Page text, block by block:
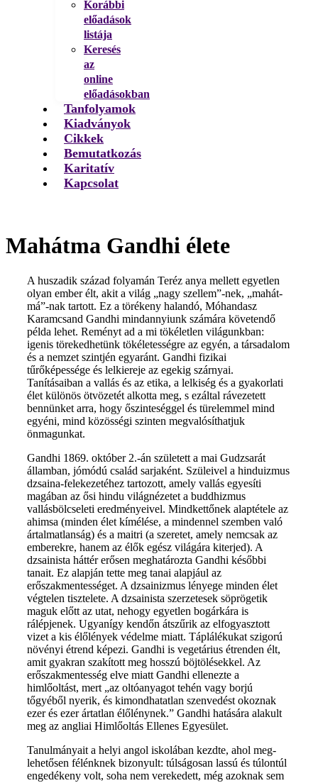
Korábbi
előadások
listája
Keresés
az
online
előadásokban
Tanfolyamok
Kiadványok
Cikkek
Bemutatkozás
Karitatív
Kapcsolat
Mahátma Gandhi élete
A huszadik század folyamán Teréz anya mellett egyetlen
olyan ember élt, akit a világ „nagy szellem”-nek, „mahát-
má”-nak tartott. Ez a törékeny halandó, Móhandasz
Karamcsand Gandhi mindannyiunk számára követendő
példa lehet. Reményt ad a mi tökéletlen világunkban:
igenis törekedhetünk tökéletességre az egyén, a társadalom
és a nemzet szintjén egyaránt. Gandhi fizikai
tűrőképessége és lelkiereje az egekig szárnyai.
Tanításaiban a vallás és az etika, a lelkiség és a gyakorlati
élet különös ötvözetét alkotta meg, s ezáltal rávezetett
bennünket arra, hogy őszinteséggel és türelemmel mind
egyéni, mind közösségi szinten megvalósíthatjuk
önmagunkat.
Gandhi 1869. október 2.-án született a mai Gudzsarát
államban, jómódú család sarjaként. Szüleivel a hinduizmus
dzsaina-felekezetéhez tartozott, amely vallás egyesíti
magában az ősi hindu világnézetet a buddhizmus
vallásbölcseleti eredményeivel. Mindkettőnek alaptétele az
ahimsa (minden élet kímélése, a mindennel szemben való
ártalmatlanság) és a maitri (a szeretet, amely nemcsak az
emberekre, hanem az élők egész világára kiterjed). A
dzsainista háttér erősen meghatározta Gandhi későbbi
tanait. Ez alapján tette meg tanai alapjául az
erőszakmentességet. A dzsainizmus lényege minden élet
végtelen tisztelete. A dzsainista szerzetesek söprögetik
maguk előtt az utat, nehogy egyetlen bogárkára is
rálépjenek. Ugyanígy kendőn átszűrik az elfogyasztott
vizet a kis élőlények védelme miatt. Táplálékukat szigorú
növényi étrend képezi. Gandhi is vegetárius étrenden élt,
amit gyakran szakított meg hosszú böjtölésekkel. Az
erőszakmentesség elve miatt Gandhi ellenezte a
himlőoltást, mert „az oltóanyagot tehén vagy borjú
tőgyéből nyerik, és kimondhatatlan szenvedést okoznak
ezer és ezer ártatlan élőlénynek.” Gandhi hatására alakult
meg az angliai Himlőoltás Ellenes Egyesület.
Tanulmányait a helyi angol iskolában kezdte, ahol meg-
lehetősen félénknek bizonyult: túlságosan lassú és túlontúl
engedékeny volt, soha nem verekedett, még azoknak sem